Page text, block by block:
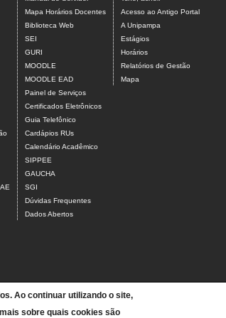
Mapa Horários Docentes
Biblioteca Web
SEI
GURI
MOODLE
MOODLE EAD
Painel de Serviços
Certificados Eletrônicos
Guia Telefônico
Cardápios RUs
Calendário Acadêmico
SIPPEE
GAUCHA
SGI
Dúvidas Frequentes
Dados Abertos
Acesso ao Antigo Portal
A Unipampa
Estágios
Horários
Relatórios de Gestão
Mapa
Ao continuar utilizando o site,
sobre quais cookies são